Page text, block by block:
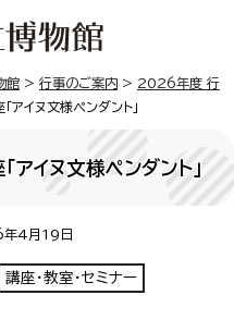
館 > 行事のご案内 > 2026年度 行
アイヌ文様ペンダント」
アイヌ文様ペンダント」
4月19日
講座・教室・セミナー